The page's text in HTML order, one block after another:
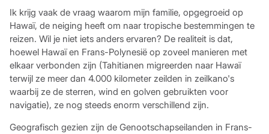
Ik krijg vaak de vraag waarom mijn familie, opgegroeid op
Hawaï, de neiging heeft om naar tropische bestemmingen te
reizen. Wil je niet iets anders ervaren? De realiteit is dat,
hoewel Hawaï en Frans-Polynesië op zoveel manieren met
elkaar verbonden zijn (Tahitianen migreerden naar Hawaï
terwijl ze meer dan 4.000 kilometer zeilden in zeilkano's
waarbij ze de sterren, wind en golven gebruikten voor
navigatie), ze nog steeds enorm verschillend zijn.
Geografisch gezien zijn de Genootschapseilanden in Frans-